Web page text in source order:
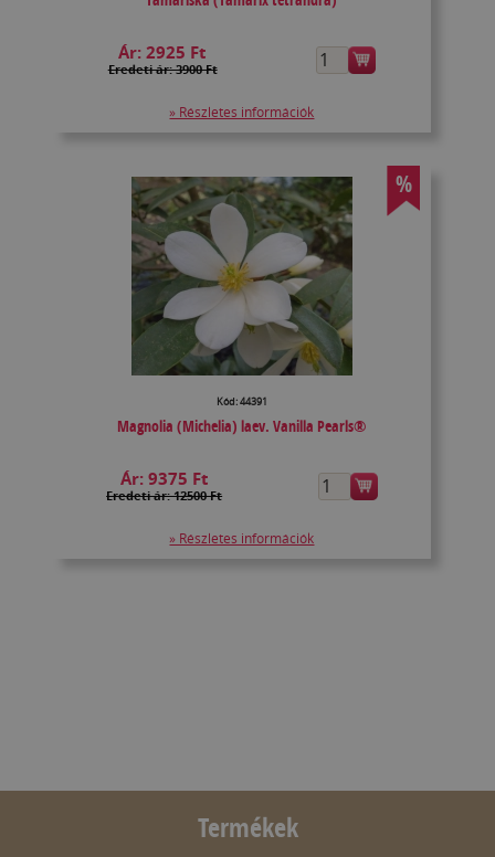
Ár:2925 Ft
Eredeti ár: 3900 Ft
» Részletes információk
%
Kód: 44391
Magnolia (Michelia) laev. Vanilla Pearls®
Ár: 9375 Ft
Eredeti ár: 12500 Ft
» Részletes információk
Termékek